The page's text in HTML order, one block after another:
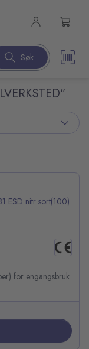
Søk
ESD nitr sort(100)
for engangsbruk